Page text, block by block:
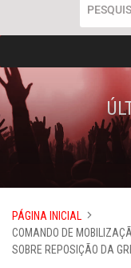
PÁGINA INICIAL
COMANDO DE
SOBRE REPOSIÇÃO DA